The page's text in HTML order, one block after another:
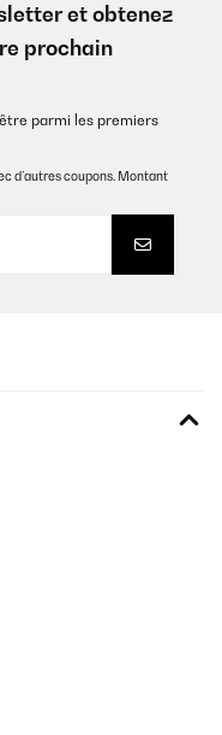
et obtenez
prochain
parmi les premiers
d’autres coupons. Montant